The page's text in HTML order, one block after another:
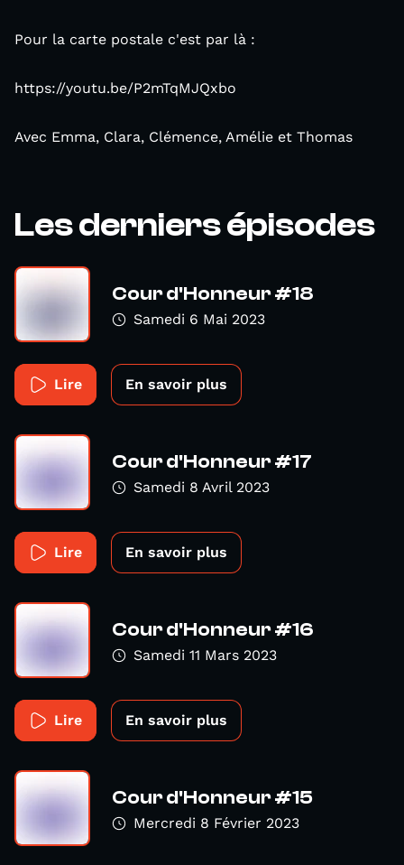
Pour la carte postale c'est par là :
https://youtu.be/P2mTqMJQxbo
Avec Emma, Clara, Clémence, Amélie et Thomas
Les derniers épisodes
Cour d'Honneur #18
Samedi 6 Mai 2023
Lire En savoir plus
Cour d'Honneur #17
Samedi 8 Avril 2023
Lire En savoir plus
Cour d'Honneur #16
Samedi 11 Mars 2023
Lire En savoir plus
Cour d'Honneur #15
Mercredi 8 Février 2023